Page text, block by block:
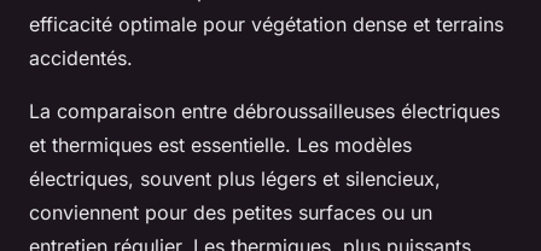
efficacité optimale pour végétation dense et terrains
accidentés.
La comparaison entre débroussailleuses électriques
et thermiques est essentielle. Les modèles
électriques, souvent plus légers et silencieux,
conviennent pour des petites surfaces ou un
entretien régulier. Les thermiques, plus puissants,